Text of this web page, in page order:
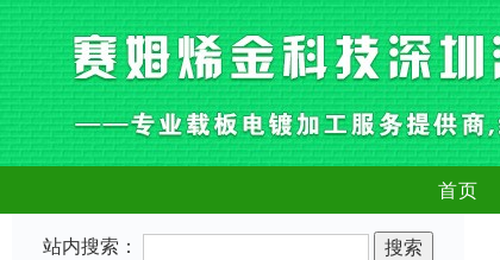
首页
站内搜索：